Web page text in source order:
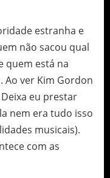
estranha e
não sacou qual
quem está na
Ao ver Kim Gordon
eu prestar
nem era tudo isso
musicais).
com as